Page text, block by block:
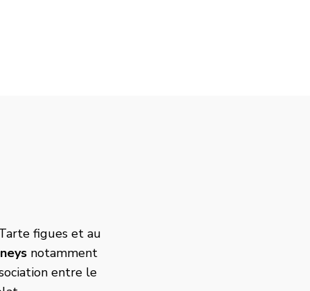
figues et au
notamment
entre le